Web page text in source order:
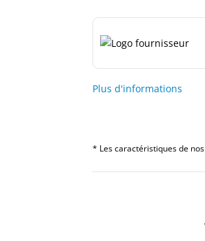
Plus d'informations
* Les caractéristiques de